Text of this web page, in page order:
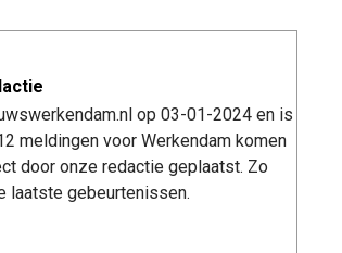
op 03-01-2024 en is
meldingen voor Werkendam komen
door onze redactie geplaatst. Zo
laatste gebeurtenissen.